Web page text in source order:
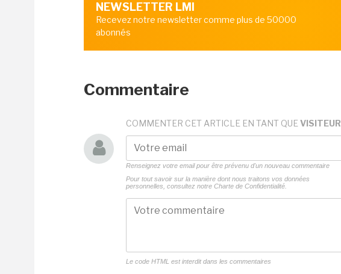
NEWSLETTER LMI
Recevez notre newsletter comme plus de 50000
abonnés
Commentaire
COMMENTER CET ARTICLE EN TANT QUE VISITEUR
Renseignez votre email pour être prévenu d'un nouveau commentaire
Pour tout savoir sur la manière dont nous traitons vos données
personnelles, consultez notre Charte de Confidentialité.
Le code HTML est interdit dans les commentaires